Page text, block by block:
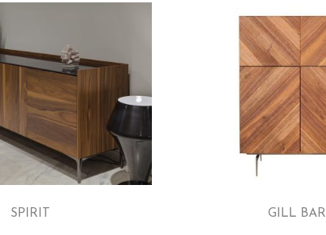
SPIRIT GILL BAR